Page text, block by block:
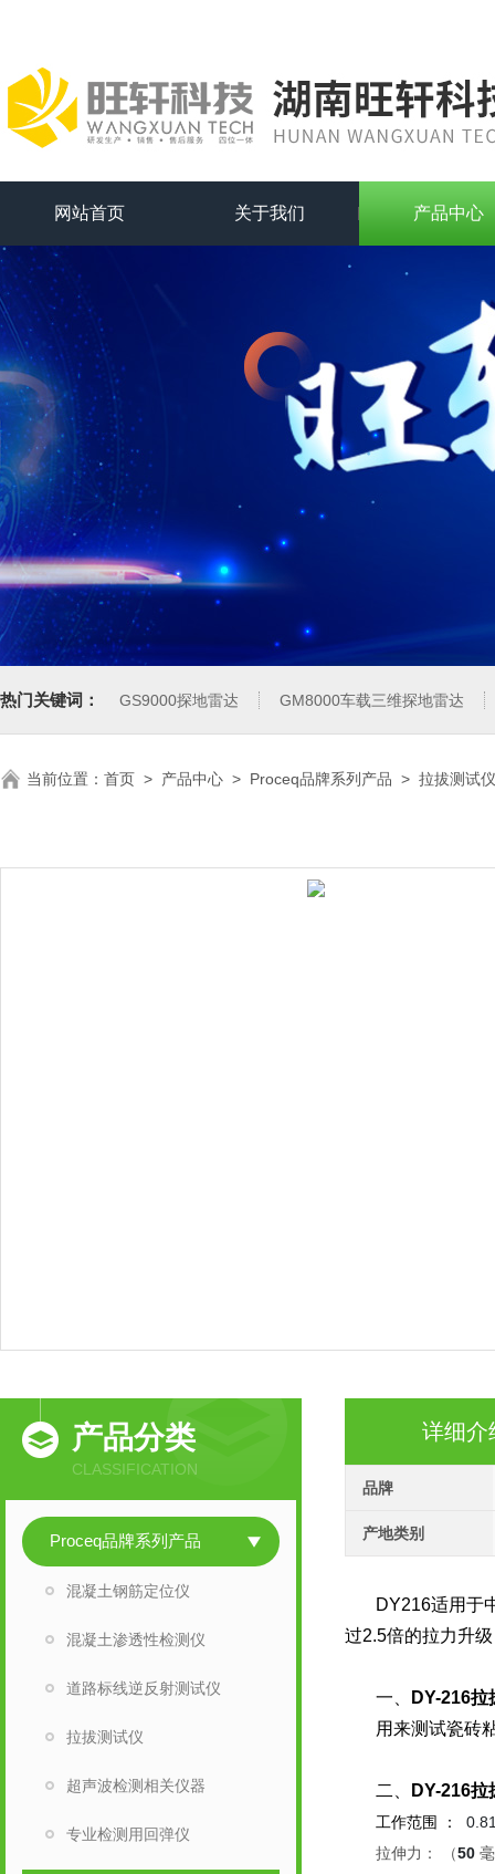
网站首页 关于我们 产品中心
热门关键词： GS9000探地雷达 GM8000车载三维探地雷达
当前位置： 首页 > 产品中心 > Proceq品牌系列产品 > 拉拔测试仪
产品分类
CLASSIFICATION
Proceq品牌系列产品
混凝土钢筋定位仪
混凝土渗透性检测仪
道路标线逆反射测试仪
拉拔测试仪
超声波检测相关仪器
专业检测用回弹仪
详细介
品牌
产地类别
DY216适用于
过2.5倍的拉力升
一、 DY-216拉
用来测试瓷砖
二、 DY-216拉
工作范围 ：
拉伸力： （50